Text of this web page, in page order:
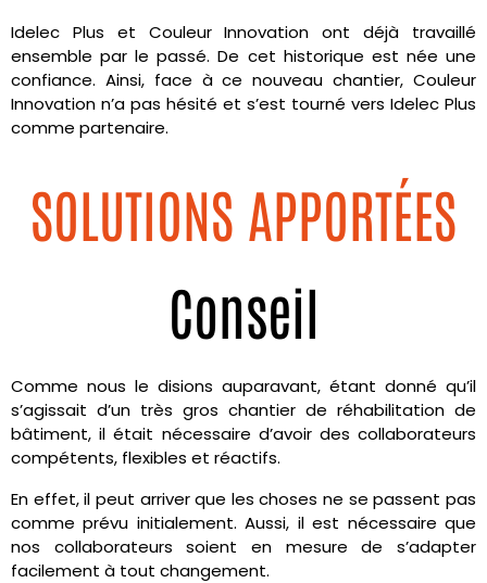
Idelec Plus et Couleur Innovation ont déjà travaillé
ensemble par le passé. De cet historique est née une
confiance. Ainsi, face à ce nouveau chantier, Couleur
Innovation n’a pas hésité et s’est tourné vers Idelec Plus
comme partenaire.
SOLUTIONS APPORTÉES
Conseil
Comme nous le disions auparavant, étant donné qu’il
s’agissait d’un très gros chantier de réhabilitation de
bâtiment, il était nécessaire d’avoir des collaborateurs
compétents, flexibles et réactifs.
En effet, il peut arriver que les choses ne se passent pas
comme prévu initialement. Aussi, il est nécessaire que
nos collaborateurs soient en mesure de s’adapter
facilement à tout changement.